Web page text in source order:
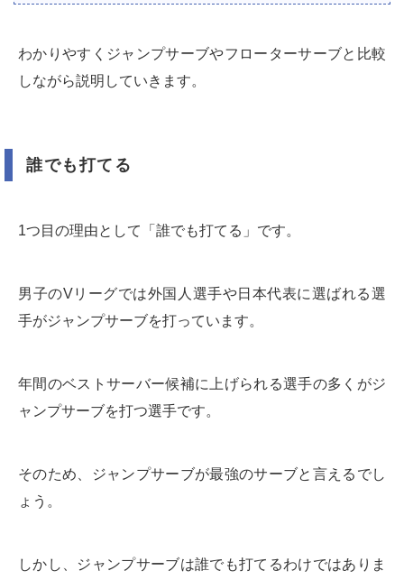
わかりやすくジャンプサーブやフローターサーブと比較
しながら説明していきます。
誰でも打てる
1つ目の理由として「誰でも打てる」です。
男子のVリーグでは外国人選手や日本代表に選ばれる選
手がジャンプサーブを打っています。
年間のベストサーバー候補に上げられる選手の多くがジ
ャンプサーブを打つ選手です。
そのため、ジャンプサーブが最強のサーブと言えるでし
ょう。
しかし、ジャンプサーブは誰でも打てるわけではありま